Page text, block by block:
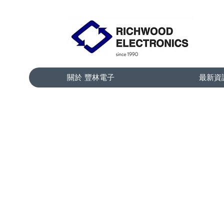
關於 豐林電子 最新資